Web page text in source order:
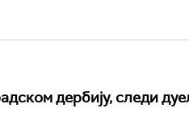
дербију, следи